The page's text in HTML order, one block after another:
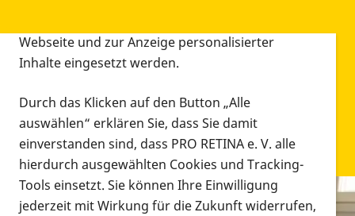
Webseite und zur Anzeige personalisierter
Inhalte eingesetzt werden.
Durch das Klicken auf den Button „Alle
auswählen“ erklären Sie, dass Sie damit
einverstanden sind, dass PRO RETINA e. V. alle
hierdurch ausgewählten Cookies und Tracking-
Tools einsetzt. Sie können Ihre Einwilligung
jederzeit mit Wirkung für die Zukunft widerrufen,